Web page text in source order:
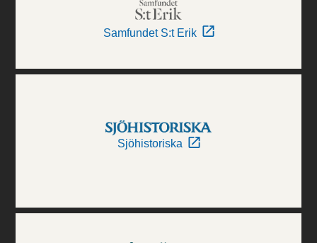
Samfundet S:t Erik
Sjöhistoriska